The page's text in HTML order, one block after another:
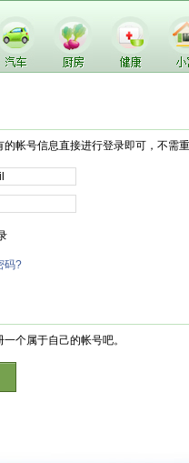
帐号信息直接进行登录即可，不需
码?
个属于自己的帐号吧。